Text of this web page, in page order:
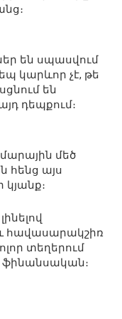
են սպասվում
կարևոր չէ, թե
են
դեպքում։
մեծ
հենց այս
հավասարակշիռ
տեղերում
ֆինանսական։